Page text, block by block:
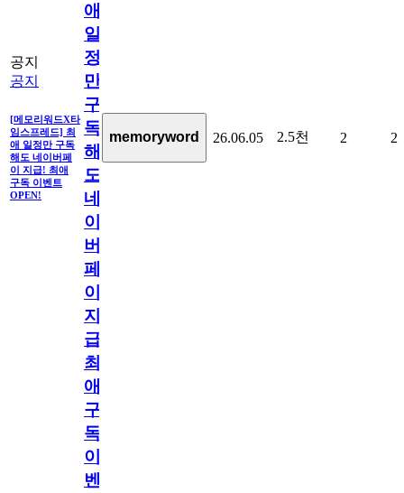
공지
공지
[메모리워드X타
임스프레드] 최
애 일정만 구독
해도 네이버페
이 지급! 최애
구독 이벤트
OPEN!
애
일
정
만
구
독
해
도
네
이
버
페
이
지
급!
최
애
구
독
이
벤
memoryword 26.06.05 2.5천 2 2